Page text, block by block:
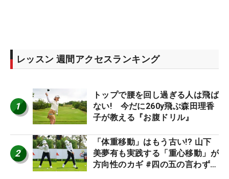
レッスン 週間アクセスランキング
1
トップで腰を回し過ぎる人は飛ば
ない! 今だに260y飛ぶ森田理香
子が教える『お腹ドリル』
2
「体重移動」はもう古い!? 山下
美夢有も実践する「重心移動」が
方向性のカギ #四の五の言わず振